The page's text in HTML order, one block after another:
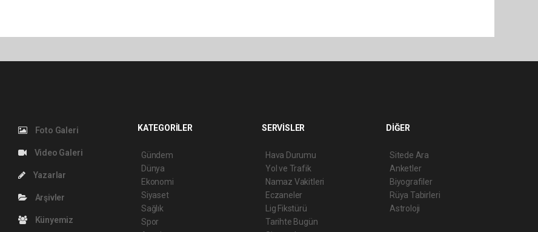
Foto Galeri
Video Galeri
Yazarlar
Arşivler
Künyemiz
KATEGORİLER
Gündem
Dünya
Ekonomi
Siyaset
Sağlık
Spor
SERVİSLER
Hava Durumu
Yol ve Trafik
Namaz Vakitleri
Eczaneler
Lig Fikstürü
Tarihte Bugün
DİĞER
Sitede Ara
Anketler
Biyografiler
Rüya Tabirleri
Astroloji